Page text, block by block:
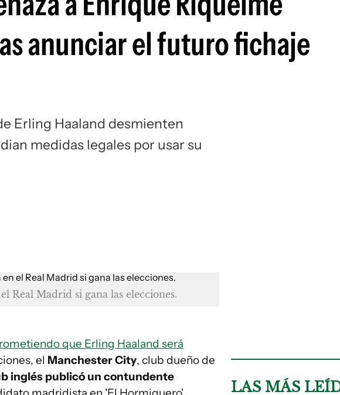
Siguenos en:
anunciar el futuro fichaje
Erling Haaland desmienten
medidas legales por usar su
Real Madrid si gana las elecciones.
que Erling Haaland será
el Manchester City, club dueño de
inglés publicó un contundente
LAS MÁS